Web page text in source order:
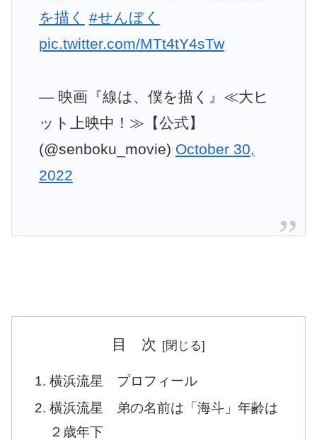
を描く
#せんぼく
pic.twitter.com/MTt4tY4sTw
— 映画『線は、僕を描く』≪大ヒ
ット上映中！≫【公式】
(@senboku_movie) October 30,
2022
目 次
横浜流星 プロフィール
横浜流星 弟の名前は「海斗」年齢は
２歳年下